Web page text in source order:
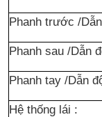
Phanh trước /
Phanh sau /Dẫn
Phanh tay /Dẫn
Hệ thống lái :